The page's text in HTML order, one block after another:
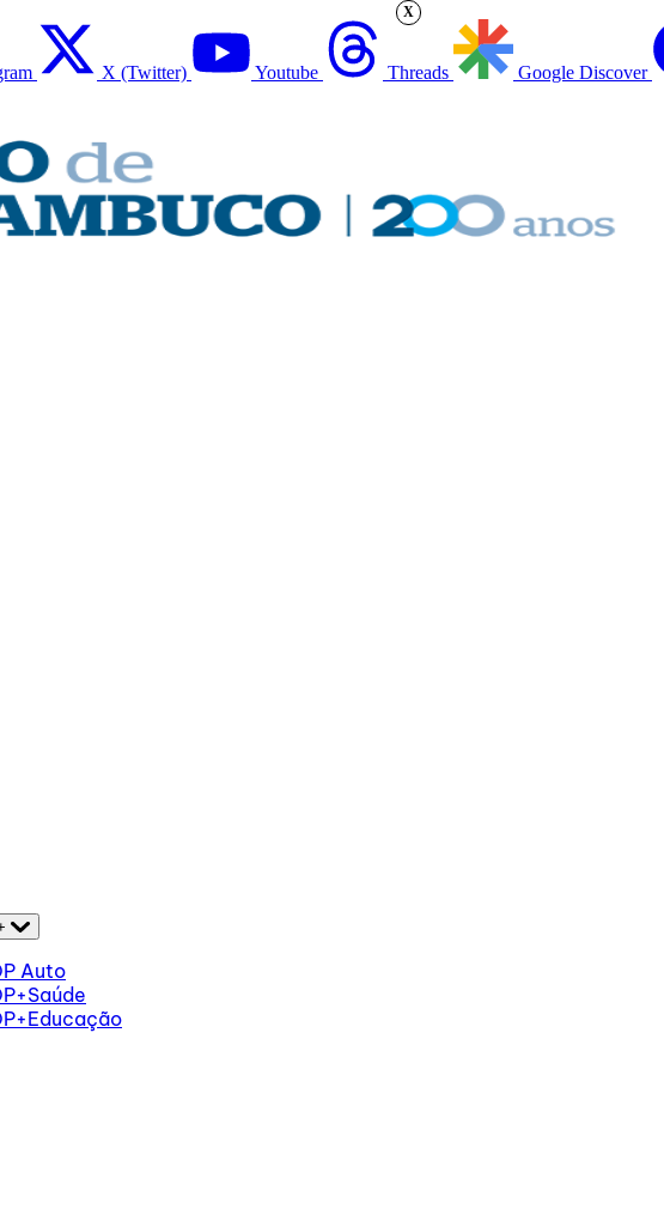
X (Twitter) Youtube Threads Google Discover
Auto
X